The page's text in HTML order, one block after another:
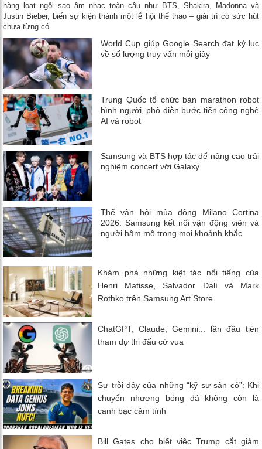
hàng loạt ngôi sao âm nhạc toàn cầu như BTS, Shakira, Madonna và
Justin Bieber, biến sự kiện thành một lễ hội thể thao – giải trí có sức hút
chưa từng có.
World Cup giúp Google Search đạt kỷ lục
về số lượng truy vấn mỗi giây
Trung Quốc tổ chức bán marathon robot
hình người, phô diễn bước tiến công nghệ
AI và robot
Samsung và BTS hợp tác để nâng cao trải
nghiệm concert với Galaxy
Thế vận hội mùa đông Milano Cortina
2026: Samsung kết nối vận động viên và
người hâm mộ trong mọi khoảnh khắc
Khám phá những kiệt tác nổi tiếng của
Henri Matisse, Salvador Dalí và Mark
Rothko trên Samsung Art Store
ChatGPT, Claude, Gemini... lần đầu tiên
tham dự thi đấu cờ vua
Sự trỗi dậy của những “kỹ sư sân cỏ”: Khi
chuyển nhượng bóng đá không còn là
canh bạc cảm tính
Bill Gates cho biết việc Trump cắt giảm